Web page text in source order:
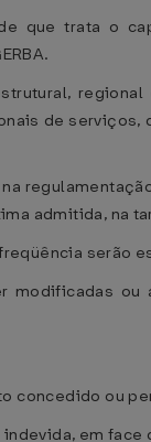
que trata o
de
admitida, na
serão
ou
concedido ou
em